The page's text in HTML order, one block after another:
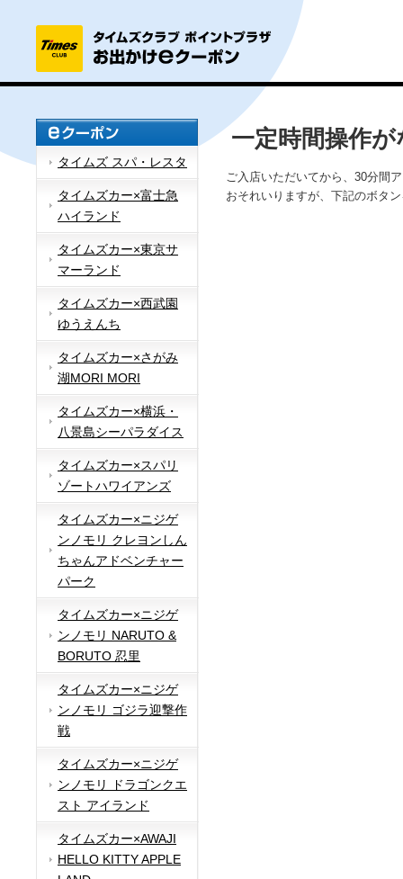
タイムズ スパ・レスタ
タイムズカー×富士急
ハイランド
タイムズカー×東京サ
マーランド
タイムズカー×西武園
ゆうえんち
タイムズカー×さがみ
湖MORI MORI
タイムズカー×横浜・
八景島シーパラダイス
タイムズカー×スパリ
ゾートハワイアンズ
タイムズカー×ニジゲ
ンノモリ クレヨンしん
ちゃんアドベンチャー
パーク
タイムズカー×ニジゲ
ンノモリ NARUTO &
BORUTO 忍里
タイムズカー×ニジゲ
ンノモリ ゴジラ迎撃作
戦
タイムズカー×ニジゲ
ンノモリ ドラゴンクエ
スト アイランド
タイムズカー×AWAJI
HELLO KITTY APPLE
一定時間操作
ご入店いただいてから、30分間
おそれいりますが、下記のボタ